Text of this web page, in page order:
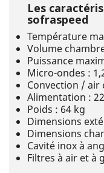
Les
sofraspeed
Température
Volume
Puissance
Micro-ondes :
Convection / air
Alimentation :
Poids : 64 kg
Dimensions
Dimensions
Cavité inox à
Filtres à air et à